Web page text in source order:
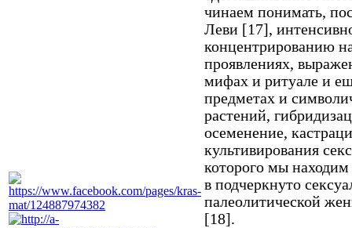
чинаем понимать,
Леви [17],
концентрированию
проявлениях,
мифах и ритуале и
предметах и
растений,
осеменение,
культивирования
которого мы находим
в подчеркнуто
палеолитической
[18].